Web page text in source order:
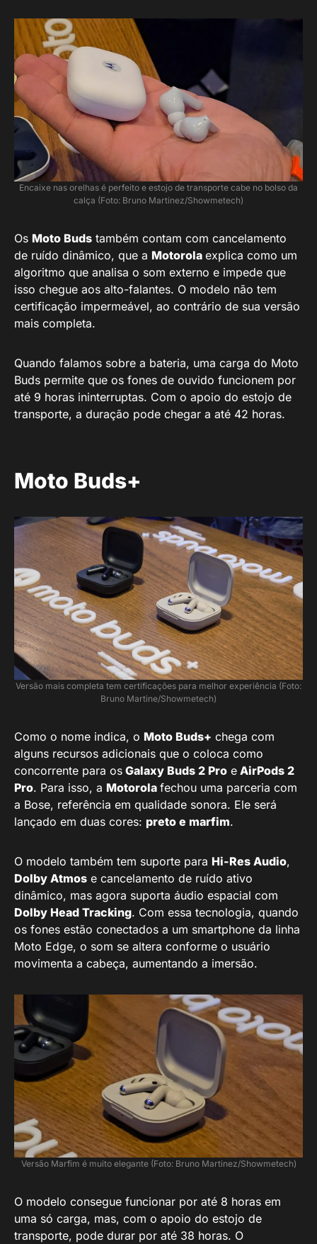
Encaixe nas orelhas é perfeito e estojo de transporte cabe no bolso da
calça (Foto: Bruno Martinez/Showmetech)
Os Moto Buds também contam com cancelamento
de ruído dinâmico, que a Motorola explica como um
algoritmo que analisa o som externo e impede que
isso chegue aos alto-falantes. O modelo não tem
certificação impermeável, ao contrário de sua versão
mais completa.
Quando falamos sobre a bateria, uma carga do Moto
Buds permite que os fones de ouvido funcionem por
até 9 horas ininterruptas. Com o apoio do estojo de
transporte, a duração pode chegar a até 42 horas.
Moto Buds+
Versão mais completa tem certificações para melhor experiência (Foto:
Bruno Martine/Showmetech)
Como o nome indica, o Moto Buds+ chega com
alguns recursos adicionais que o coloca como
concorrente para os Galaxy Buds 2 Pro e AirPods 2
Pro. Para isso, a Motorola fechou uma parceria com
a Bose, referência em qualidade sonora. Ele será
lançado em duas cores: preto e marfim.
O modelo também tem suporte para Hi-Res Audio,
Dolby Atmos e cancelamento de ruído ativo
dinâmico, mas agora suporta áudio espacial com
Dolby Head Tracking. Com essa tecnologia, quando
os fones estão conectados a um smartphone da linha
Moto Edge, o som se altera conforme o usuário
movimenta a cabeça, aumentando a imersão.
Versão Marfim é muito elegante (Foto: Bruno Martinez/Showmetech)
O modelo consegue funcionar por até 8 horas em
uma só carga, mas, com o apoio do estojo de
transporte, pode durar por até 38 horas. O